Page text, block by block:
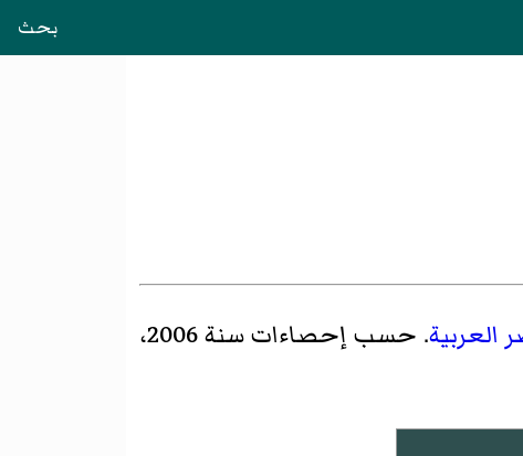
بحث
. حسب إحصاءات سنة 2006،